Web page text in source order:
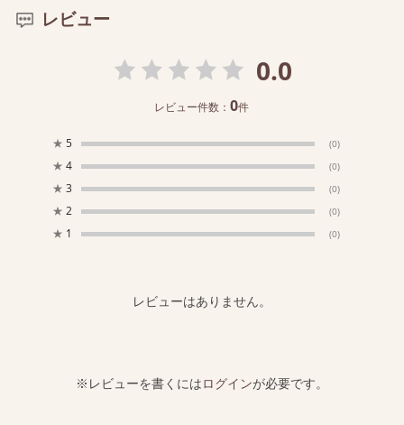
レビュー
0.0
レビュー件数：0件
★ 5 (0)
★ 4 (0)
★ 3 (0)
★ 2 (0)
★ 1 (0)
レビューはありません。
※レビューを書くにはログインが必要です。